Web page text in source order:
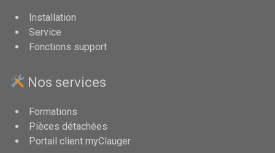
Installation
Service
Fonctions support
Nos services
Formations
Pièces détachées
Portail client myClauger